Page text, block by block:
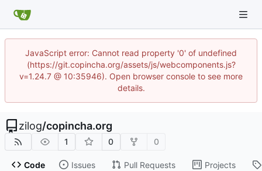
JavaScript error: Cannot read property '0' of undefined
(https://git.copincha.org/assets/js/webcomponents.js?
v=1.24.7 @ 10:35946). Open browser console to see more
details.
zilog/copincha.org
1 0 0
Code Issues Pull Requests Projects